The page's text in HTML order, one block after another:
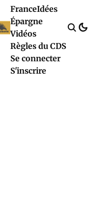
FranceIdées
Épargne
Vidéos
Règles du CDS
Se connecter
S'inscrire